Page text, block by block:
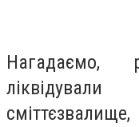
Нагадаємо,